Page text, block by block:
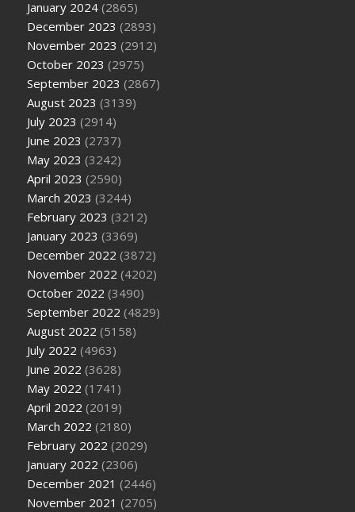
January 2024 (2865)
December 2023 (2893)
November 2023 (2912)
October 2023 (2975)
September 2023 (2867)
August 2023 (3139)
July 2023 (2914)
June 2023 (2737)
May 2023 (3242)
April 2023 (2590)
March 2023 (3244)
February 2023 (3212)
January 2023 (3369)
December 2022 (3872)
November 2022 (4202)
October 2022 (3490)
September 2022 (4829)
August 2022 (5158)
July 2022 (4963)
June 2022 (3628)
May 2022 (1741)
April 2022 (2019)
March 2022 (2180)
February 2022 (2029)
January 2022 (2306)
December 2021 (2446)
November 2021 (2705)